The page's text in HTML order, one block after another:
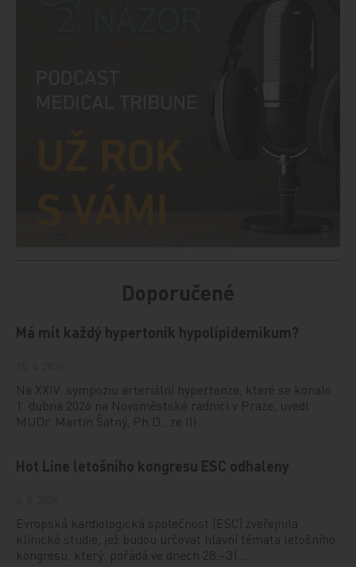
Doporučené
Má mít každý hypertonik hypolipidemikum?
Na XXIV. sympoziu arteriální hypertenze, které se konalo
1. dubna 2026 na Novoměstské radnici v Praze, uvedl
MUDr. Martin Šatný, Ph.D., ze III.…
Hot Line letošního kongresu ESC odhaleny
Evropská kardiologická společnost (ESC) zveřejnila
klinické studie, jež budou určovat hlavní témata letošního
kongresu, který pořádá ve dnech 28.–31…